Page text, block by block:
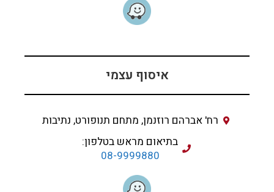
איסוף עצמי
רח' אברהם רוזנמן, מתחם תנופורט, נתיבות
בתיאום מראש בטלפון:
08-9999880